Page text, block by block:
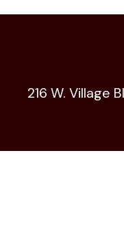
216 W. Village